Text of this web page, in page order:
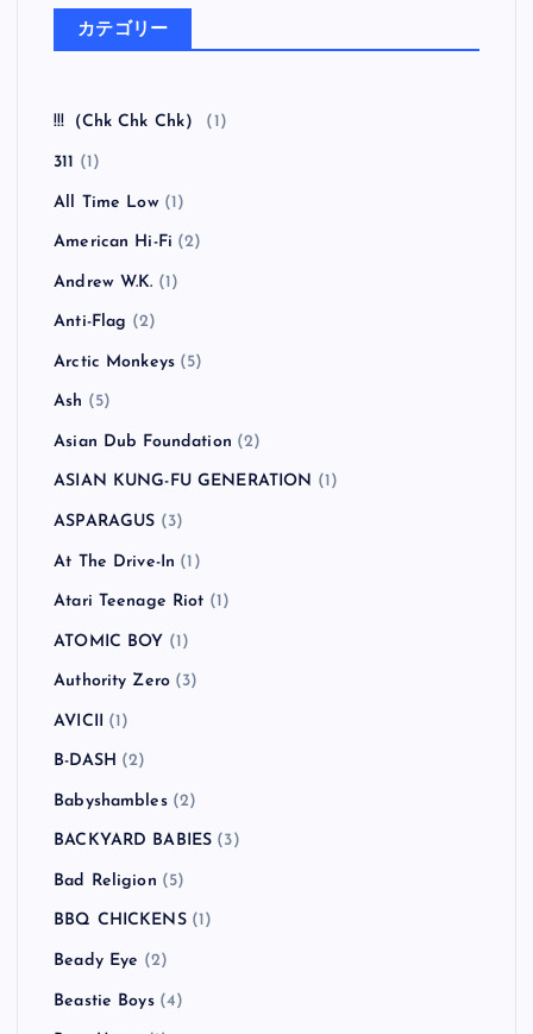
カテゴリー
!!!（Chk Chk Chk） (1)
311 (1)
All Time Low(1)
American Hi-Fi (2)
Andrew W.K. (1)
Anti-Flag (2)
Arctic Monkeys (5)
Ash (5)
Asian Dub Foundation (2)
ASIAN KUNG-FU GENERATION (1)
ASPARAGUS (3)
At The Drive-In (1)
Atari Teenage Riot (1)
ATOMIC BOY (1)
Authority Zero (3)
AVICII (1)
B-DASH (2)
Babyshambles(2)
BACKYARD BABIES (3)
Bad Religion (5)
BBQ CHICKENS(1)
Beady Eye (2)
Beastie Boys(4)